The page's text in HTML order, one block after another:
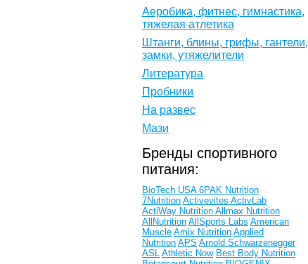
Аеробика, фитнес, гимнастика,
тяжелая атлетика
Штанги, блины, грифы, гантели,
замки, утяжелители
Литература
Пробники
На развес
Мази
Бренды спортивного
питания:
BioTech USA 6PAK Nutrition
7Nutrition Activevites ActivLab
ActiWay Nutrition Allmax Nutrition
AllNutrition AllSports Labs American
Muscle Amix Nutrition Applied
Nutrition APS Arnold Schwarzenegger
ASL Athletic Now Best Body Nutrition